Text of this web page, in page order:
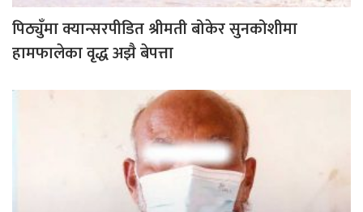
पिठ्युँमा क्यान्सरपीडित श्रीमती बोकेर सुनकोशीमा
हामफालेका वृद्ध अझै बेपत्ता